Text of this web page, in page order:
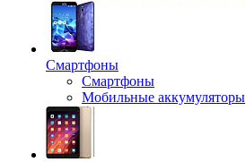
Смартфоны
Смартфоны
Мобильные аккумуляторы